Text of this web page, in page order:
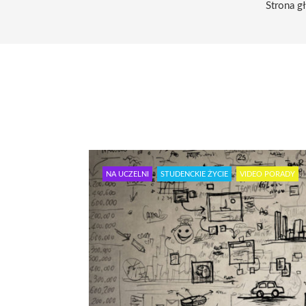
Strona
NA UCZELNI STUDENCKIE ŻYCIE VIDEO PORADY